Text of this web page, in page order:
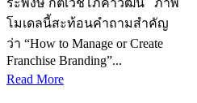
ระพงษ์ กิติเวชโภคาวัฒน์ ภาพ
โมเดลนี้สะท้อนคำถามสำคัญ
ว่า “How to Manage or Create
Franchise Branding”...
Read More